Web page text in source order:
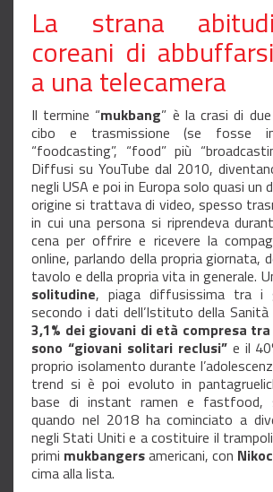
La strana
coreani di
a una telecamera
Il termine “mukbang” è la crasi di
cibo e trasmissione (se fosse
“foodcasting”, “food” più
Diffusi su YouTube dal 2010,
negli USA e poi in Europa solo quasi un
origine si trattava di video, spesso
in cui una persona si riprendeva
cena per offrire e ricevere la
online, parlando della propria giornata,
tavolo e della propria vita in generale.
solitudine, piaga diffusissima tra i
secondo i dati dell’Istituto della
3,1% dei giovani di età compresa
sono “giovani solitari reclusi” e il
proprio isolamento durante
trend si è poi evoluto in
base di instant ramen e fastfood,
quando nel 2018 ha cominciato a
negli Stati Uniti e a costituire il
primi mukbangersamericani, con
cima alla lista.